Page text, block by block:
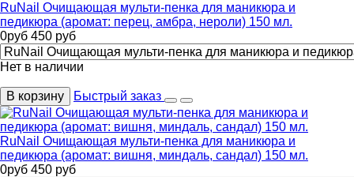
RuNail Очищающая мульти-пенка для маникюра и
педикюра (аромат: перец, амбра, нероли) 150 мл.
0руб 450 руб
Нет в наличии
В корзину Быстрый заказ
RuNail Очищающая мульти-пенка для маникюра и
педикюра (аромат: вишня, миндаль, сандал) 150 мл.
0руб 450 руб